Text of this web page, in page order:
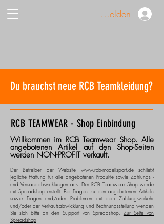
Anmelden
Du brauchst neue RCB Teamkleidung?
RCB TEAMWEAR - Shop Einbindung
Willkommen im RCB Teamwear Shop. Alle
angebotenen Artikel auf den Shop-Seiten
werden NON-PROFIT verkauft.
Der Betreiber der Website www.rcb-modellsport.deschließt
jegliche Haftung für alle angebotenen Produkte sowie Zahlungs -
und Versandabwicklungen aus. Der RCB Teamwear Shop wurde
mit Spreadshop erstellt. Bei Fragen zu den angebotenen Artikeln
sowie Fragen und/oder Problemen mit dem Zahlungsverkehr
und/oder der Verkaufsabwicklung und Rechnungsstellung wenden
Sie sich bitte an den Support von Spreadshop. Zur Seite von
Spreadshop